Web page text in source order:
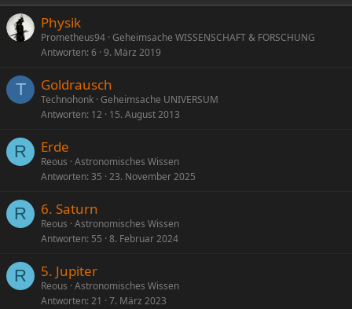
Physik
Prometheus94 Geheimsache WISSENSCHAFT & FORSCHUNG
Antworten 6 9. März 2019
T Goldrausch
Technohonk Geheimsache UNIVERSUM
Antworten 12 15. August 2013
R Erde
Reous Astronomisches Wissen
Antworten 35 23. November 2025
R 6. Saturn
Reous Astronomisches Wissen
Antworten 55 8. Februar 2024
R 5. Jupiter
Reous Astronomisches Wissen
Antworten 21 7. März 2023